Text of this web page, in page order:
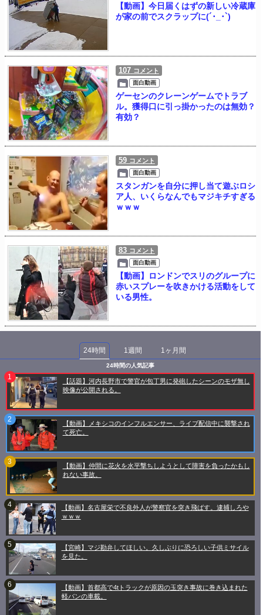
【動画】今日届くはずの新しい冷蔵庫
が家の前でスクラップに(´･_･`)
107 コメント
面白動画
ゲーセンのクレーンゲームでトラブ
ル。獲得口に引っ掛かったのは無効？
有効？
59 コメント
面白動画
スタンガンを自分に押し当て遊ぶロシ
ア人、いくらなんでもマジキチすぎる
ｗｗｗ
83 コメント
面白動画
【動画】ロンドンでスリのグループに
赤いスプレーを吹きかける活動をして
いる男性。
24時間 1週間 1ヶ月間
24時間の人気記事
【話題】河内長野市で警官が包丁男に発砲したシーンのモザ無し
映像が公開される。
【動画】メキシコのインフルエンサー、ライブ配信中に襲撃され
て死亡。
【動画】仲間に花火を水平撃ちしようとして障害を負ったかもし
れない事故。
【動画】名古屋栄で不良外人が警察官を突き飛ばす。逮捕しろや
ｗｗｗ
【宮崎】マジ勘弁してほしい。久しぶりに恐ろしい子供ミサイル
を見た。
【動画】首都高で4tトラックが原因の玉突き事故に巻き込まれた
軽バンの車載。